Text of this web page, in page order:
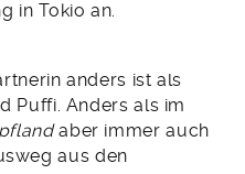
in Tokio an.
anders ist als
Puffi. Anders als im
aber immer auch
aus den